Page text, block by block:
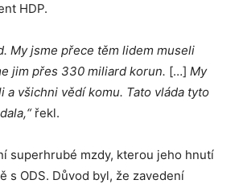
HDP.
My jsme přece těm lidem museli
jim přes 330 miliard korun. […] My
a všichni vědí komu. Tato vláda tyto
řekl.
superhrubé mzdy, kterou jeho hnutí
s ODS. Důvod byl, že zavedení